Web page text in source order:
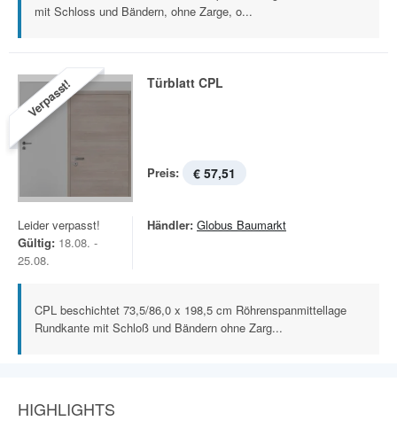
mit Schloss und Bändern, ohne Zarge, o...
Verpasst! Türblatt CPL
Preis: € 57,51
Leider verpasst!
Gültig: 18.08. -
25.08.
Händler: Globus Baumarkt
CPL beschichtet 73,5/86,0 x 198,5 cm Röhrenspanmittellage
Rundkante mit Schloß und Bändern ohne Zarg...
HIGHLIGHTS